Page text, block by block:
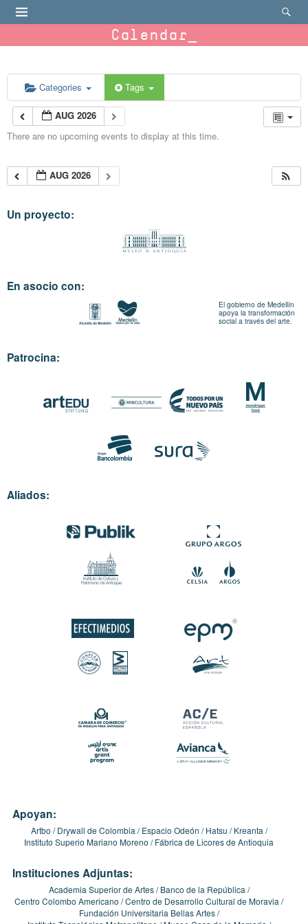
Calendar
Categories Tags
AUG 2026
There are no upcoming events to display at this time.
AUG 2026
Un proyecto:
En asocio con:
El gobierno de Medellín
apoya la transformación
social a través del arte.
Patrocina:
Aliados:
Apoyan:
Artbo Drywall de Colombia Espacio Odeón Hatsu
Kreanta
Instituto Superio Mariano Moreno
Fábrica de Licores de Antioquia
Instituciones Adjuntas:
Academia Superior de Artes
Banco de la República
Centro Colombo Americano Centro de Desarrollo Cultural de Moravia
Fundación Universitaria Bellas Artes